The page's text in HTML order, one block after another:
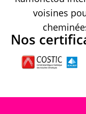
voisines
Nos